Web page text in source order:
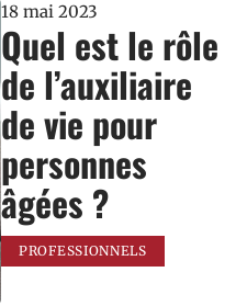
18 mai 2023
Quel est le rôle
de l’auxiliaire
de vie pour
personnes
âgées ?
PROFESSIONNELS